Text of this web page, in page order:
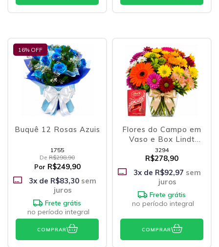
16% OFF
Buquê 12 Rosas Azuis
1755
De R$298,90
Por R$249,90
3x de R$83,30 sem
juros
Frete grátis
no período integral
COMPRAR
Flores do Campo em
Vaso e Box Lindt
Lindor
3294
R$278,90
3x de R$92,97 sem
juros
Frete grátis
no período integral
COMPRAR